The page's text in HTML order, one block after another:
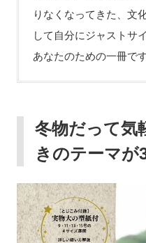
りなくなってきた、文
して自分にジャストサ
あなたのための一冊です
冬物だって気
きのテーマが